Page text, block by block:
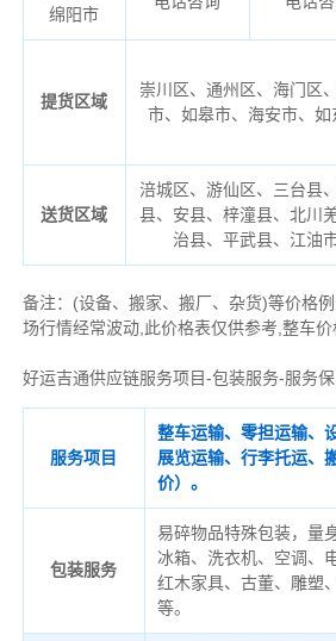
绵阳市
提货区域
崇川区、通州区、海门区
市、如皋市、海安市、如
送货区域
涪城区、游仙区、三台县
县、安县、梓潼县、北川
治县、平武县、江油
备注： (设备、搬家、搬厂、杂货)等价格
场行情经常波动,此价格表仅供参考,整车价
好运吉通供应链服务项目-包装服务-服务保
服务项目
整车运输、零担运输、
展览运输、行李托运、
价）。
包装服务
易碎物品特殊包装，量
冰箱、洗衣机、空调、
红木家具、古董、雕塑
等。